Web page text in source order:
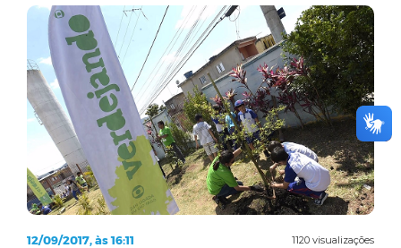
1120 visualizações
12/09/2017, às 16:11